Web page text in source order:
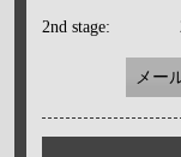
2nd stage:
メー